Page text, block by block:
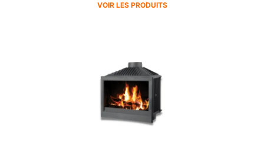
VOIR LES PRODUITS